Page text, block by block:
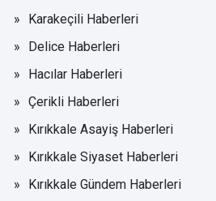
Karakeçili Haberleri
Delice Haberleri
Hacılar Haberleri
Çerikli Haberleri
Kırıkkale Asayiş Haberleri
Kırıkkale Siyaset Haberleri
Kırıkkale Gündem Haberleri